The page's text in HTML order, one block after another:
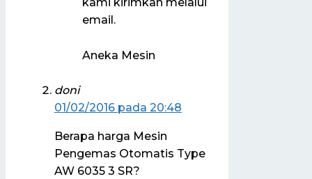
email.
Aneka Mesin
doni
01/02/2016 pada 20:48
Berapa harga Mesin
Pengemas Otomatis Type
AW 6035 3 SR?